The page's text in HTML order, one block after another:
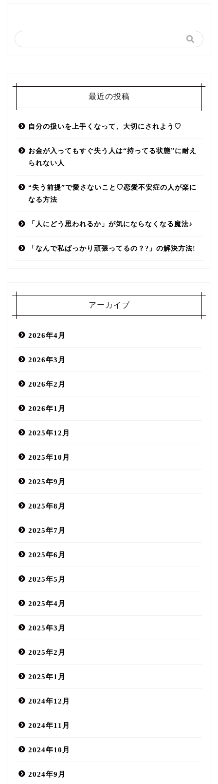
最近の投稿
自分の扱いを上手くなって、大切にされよう♡
お金が入ってもすぐ失う人は“持ってる状態”に耐え
られない人
“失う前提”で愛さないこと♡恋愛不安症の人が楽に
なる方法
「人にどう思われるか」が気にならなくなる魔法♪
「なんで私ばっかり頑張ってるの？?」の解決方法!
アーカイブ
2026年4月
2026年3月
2026年2月
2026年1月
2025年12月
2025年10月
2025年9月
2025年8月
2025年7月
2025年6月
2025年5月
2025年4月
2025年3月
2025年2月
2025年1月
2024年12月
2024年11月
2024年10月
2024年9月